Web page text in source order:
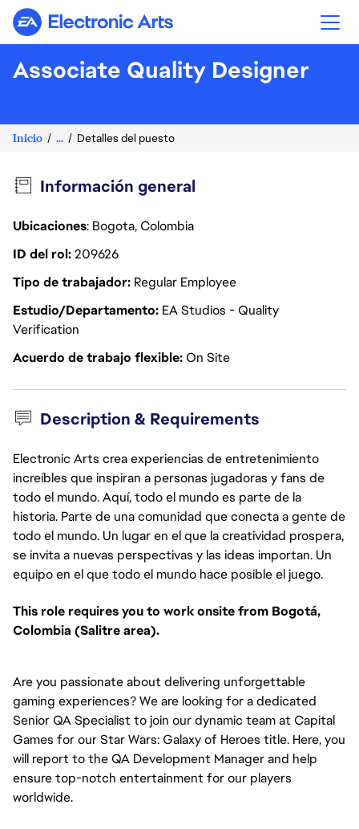
Electronic Arts
Associate Quality Designer
Inicio ... Detalles del puesto
Información general
Ubicaciones: Bogota, Colombia
ID del rol209626
Tipo de trabajador Regular Employee
Estudio/Departamento EA Studios - Quality
Verification
Acuerdo de trabajo flexibleOn Site
Description & Requirements
Electronic Arts crea experiencias de entretenimiento
increíbles que inspiran a personas jugadoras y fans de
todo el mundo. Aquí, todo el mundo es parte de la
historia. Parte de una comunidad que conecta a gente de
todo el mundo. Un lugar en el que la creatividad prospera,
se invita a nuevas perspectivas y las ideas importan. Un
equipo en el que todo el mundo hace posible el juego.
This role requires you to work onsite from Bogotá,
Colombia (Salitre area).
Are you passionate about delivering unforgettable
gaming experiences? We are looking for a dedicated
Senior QA Specialist to join our dynamic team at Capital
Games for our Star Wars: Galaxy of Heroes title. Here, you
will report to the QA Development Manager and help
ensure top-notch entertainment for our players
worldwide.